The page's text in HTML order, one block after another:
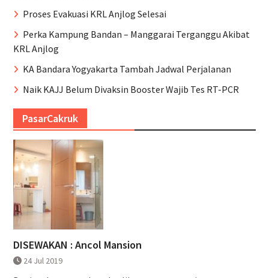
Proses Evakuasi KRL Anjlog Selesai
Perka Kampung Bandan – Manggarai Terganggu Akibat
KRL Anjlog
KA Bandara Yogyakarta Tambah Jadwal Perjalanan
Naik KAJJ Belum Divaksin Booster Wajib Tes RT-PCR
PasarCakruk
DISEWAKAN : Ancol Mansion
24 Jul 2019